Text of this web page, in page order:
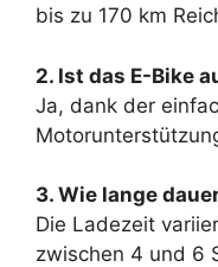
bis zu 170 km
2. Ist das E-Bike
Ja, dank der
3. Wie lange
Die Ladezeit
zwischen 4 und 6